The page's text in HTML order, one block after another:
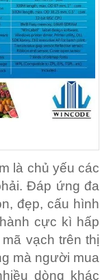
là chủ yếu các
Đáp ứng đa
đẹp, cấu hình
cực kì hấp
vạch trên thị
mà người mua
dòng khác